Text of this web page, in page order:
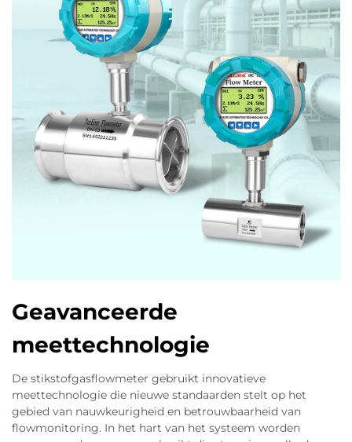
Geavanceerde
meettechnologie
De stikstofgasflowmeter gebruikt innovatieve
meettechnologie die nieuwe standaarden stelt op het
gebied van nauwkeurigheid en betrouwbaarheid van
flowmonitoring. In het hart van het systeem worden